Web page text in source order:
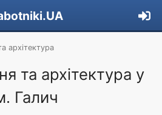
архітектура
та архітектура у
Галич